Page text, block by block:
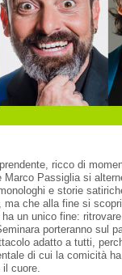
ricco di
Marco Passiglia si
e storie
ma che alla fine si
ha un unico fine:
porteranno sul
adatto a tutti,
di cui la comicità
cuore.